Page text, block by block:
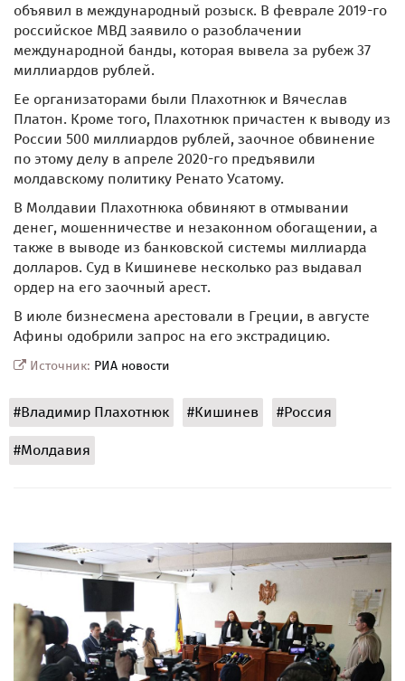
объявил в международный розыск. В феврале 2019-го
российское МВД заявило о разоблачении
международной банды, которая вывела за рубеж 37
миллиардов рублей.
Ее организаторами были Плахотнюк и Вячеслав
Платон. Кроме того, Плахотнюк причастен к выводу из
России 500 миллиардов рублей, заочное обвинение
по этому делу в апреле 2020-го предъявили
молдавскому политику Ренато Усатому.
В Молдавии Плахотнюка обвиняют в отмывании
денег, мошенничестве и незаконном обогащении, а
также в выводе из банковской системы миллиарда
долларов. Суд в Кишиневе несколько раз выдавал
ордер на его заочный арест.
В июле бизнесмена арестовали в Греции, в августе
Афины одобрили запрос на его экстрадицию.
Источник: РИА новости
#Владимир Плахотнюк #Кишинев #Россия
#Молдавия